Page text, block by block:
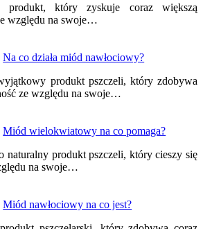
produkt, który zyskuje coraz większą
względu na swoje…
Na co działa miód nawłociowy?
produkt pszczeli, który zdobywa
ze względu na swoje…
Miód wielokwiatowy na co pomaga?
produkt pszczeli, który cieszy się
na swoje…
Miód nawłociowy na co jest?